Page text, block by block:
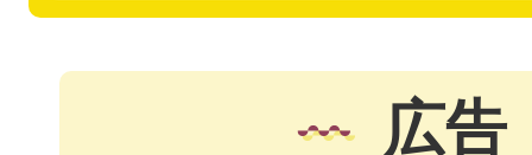
広告